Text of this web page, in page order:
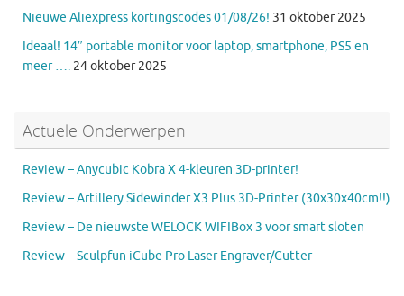
Nieuwe Aliexpress kortingscodes 01/08/26! 31 oktober 2025
Ideaal! 14″ portable monitor voor laptop, smartphone, PS5 en
meer …. 24 oktober 2025
Actuele Onderwerpen
Review – Anycubic Kobra X 4-kleuren 3D-printer!
Review – Artillery Sidewinder X3 Plus 3D-Printer (30x30x40cm!!)
Review – De nieuwste WELOCK WIFIBox 3 voor smart sloten
Review – Sculpfun iCube Pro Laser Engraver/Cutter